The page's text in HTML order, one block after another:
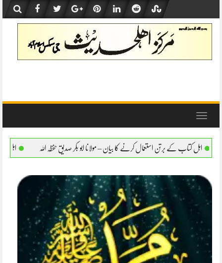
content
Toggle
کرنے کا بیان – مولانا ابو بکر صدیق حفظہ اللہ اہل کتاب کے برتن استعمال کرنے کا